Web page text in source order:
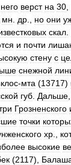
него верст на 30
мн др но они
скал
и почти
стену с
снежной
-мта (13717)
губ Дальше
Грозненского
точки
хр
высокие
(2117),